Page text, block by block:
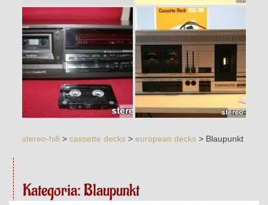
stereo-hifi >cassette decks >european decks > Blaupunkt
Kategoria:Blaupunkt